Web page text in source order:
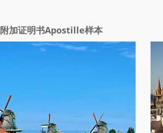
附加证明书Apostille样本